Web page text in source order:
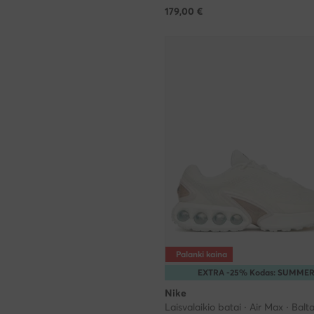
179,00 €
EXTRA -25% Kodas: SUMMER
Palanki kaina
Nike
Laisvalaikio batai · Air Max · Balta